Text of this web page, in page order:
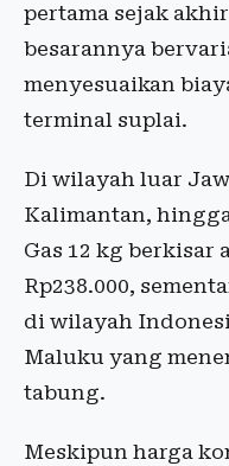
pertama sejak
besarannya
menyesuaikan
terminal suplai.
Di wilayah luar
Kalimantan,
Gas 12 kg berkisar
Rp238.000,
di wilayah
Maluku yang
tabung.
Meskipun harga